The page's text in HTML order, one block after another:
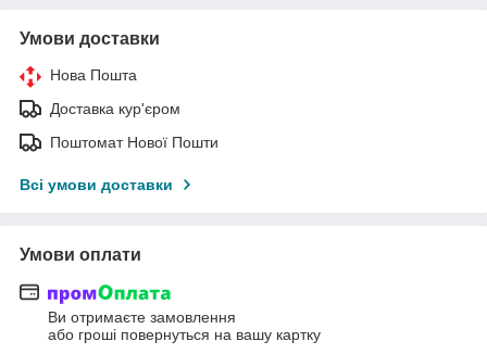
Умови доставки
Нова Пошта
Доставка кур'єром
Поштомат Нової Пошти
Всі умови доставки
Умови оплати
Ви отримаєте замовлення
або гроші повернуться на вашу картку